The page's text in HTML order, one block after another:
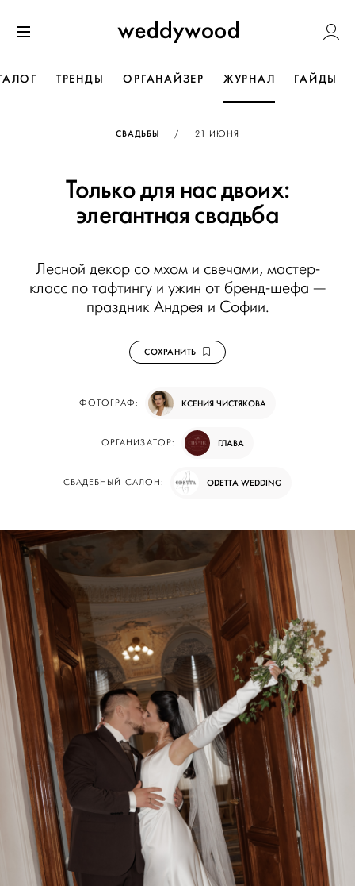
к содержанию
Weddywood
ТРЕНДЫ ОРГАНАЙЗЕР ЖУРНАЛ ГАЙДЫ
СВАДЬБЫ / ОПУБЛИКОВАНО
21 ИЮНЯ
Только для нас двоих:
элегантная свадьба
Лесной декор со мхом и свечами, мастер-
класс по тафтингу и ужин от бренд-шефа —
праздник Андрея и Софии.
СОХРАНИТЬ
ФОТОГРАФ: КСЕНИЯ ЧИСТЯКОВА
ОРГАНИЗАТОР: ГЛАВА
СВАДЕБНЫЙ САЛОН: ODETTA WEDDING